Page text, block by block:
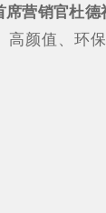
营销官杜德
高颜值、环